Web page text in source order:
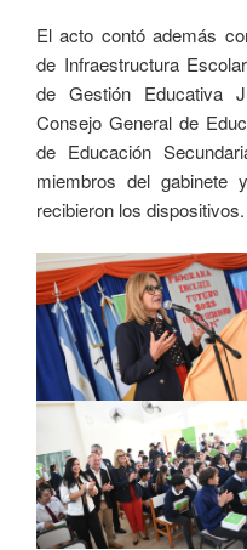
El acto contó además
de Infraestructura
de Gestión Educativa
Consejo General de
de Educación
miembros del
recibieron los dispositivos.